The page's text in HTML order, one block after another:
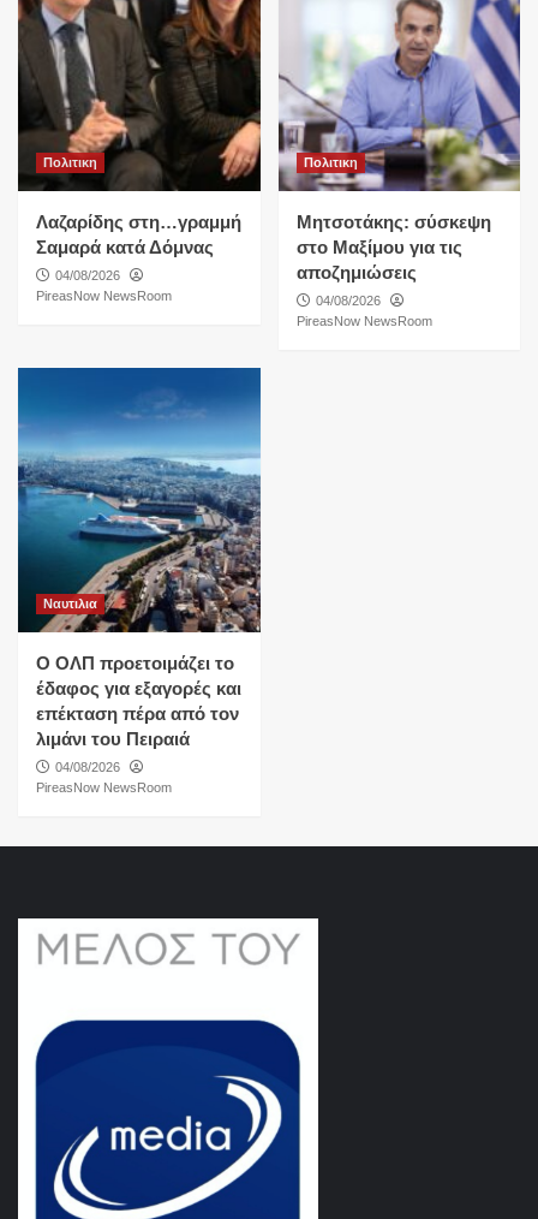
Πολιτικη
Λαζαρίδης στη…γραμμή
Σαμαρά κατά Δόμνας
04/08/2026
PireasNow NewsRoom
Πολιτικη
Μητσοτάκης: σύσκεψη
στο Μαξίμου για τις
αποζημιώσεις
04/08/2026
PireasNow NewsRoom
Ναυτιλια
O ΟΛΠ προετοιμάζει το
έδαφος για εξαγορές και
επέκταση πέρα από τον
λιμάνι του Πειραιά
04/08/2026
PireasNow NewsRoom